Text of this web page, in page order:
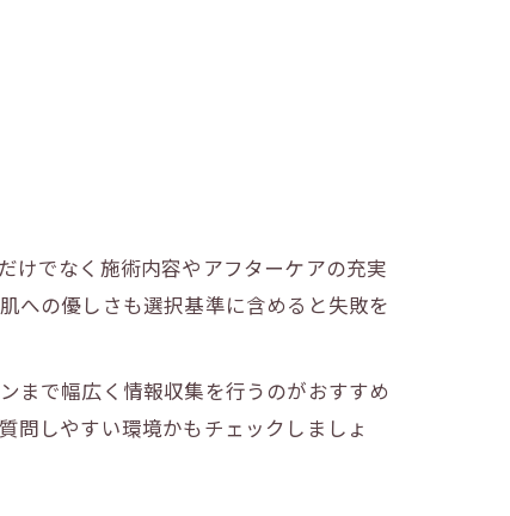
けでなく施術内容やアフターケアの充実
への優しさも選択基準に含めると失敗を
まで幅広く情報収集を行うのがおすすめ
問しやすい環境かもチェックしましょ